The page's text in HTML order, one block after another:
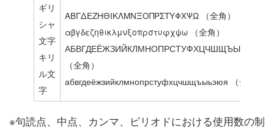
ギリ
シャ
文字
キリ
ル文
字
ΑΒΓΔΕΖΗΘΙΚΛΜΝΞΟΠΡΣΤΥΦΧΨΩ （全角）
αβγδεζηθικλμνξοπρστυφχψω （全角）
АБВГДЕЁЖЗИЙКЛМНОПРСТУФХЦЧШЩЪЫЬЭЮЯ
（全角）
абвгдеёжзийклмнопрстуфхцчшщъыьэюя （全角）
※句読点、中点、カンマ、ピリオドにおける使用数の制